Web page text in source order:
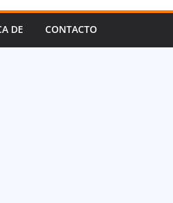
DE CONTACTO